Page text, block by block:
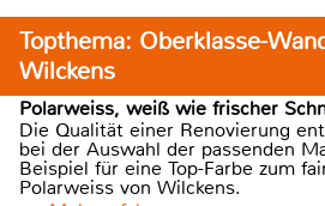
Topthema: Oberklasse-
Wilckens
Polarweiss, weiß wie frischer
Die Qualität einer Renovierung
bei der Auswahl der passenden
Beispiel für eine Top-Farbe zum
Polarweiss von Wilckens.